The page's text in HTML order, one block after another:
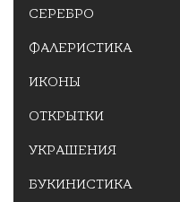
СЕРЕБРО
ФАЛЕРИСТИКА
ИКОНЫ
ОТКРЫТКИ
УКРАШЕНИЯ
БУКИНИСТИКА